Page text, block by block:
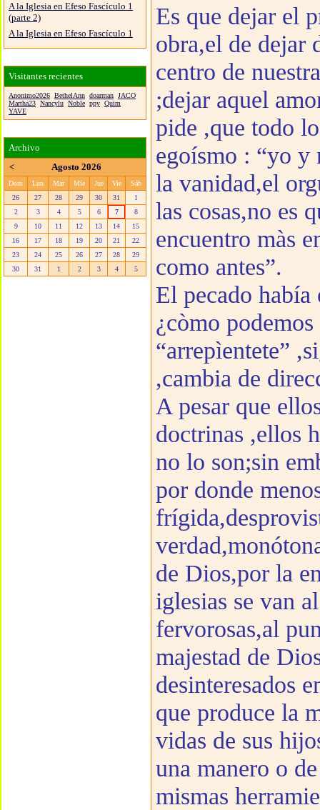
Es que dejar el
obra,el de dejar
centro de
;dejar aquel
pide ,que todo
egoísmo : “yo y
la vanidad,el
las cosas,no es
encuentro màs
como antes”.
El pecado
¿còmo
“arrepìentete”
,cambia de
A pesar que
doctrinas ,ellos
no lo son;sin
por donde
de Dios,por la
iglesias se van
fervorosas,al
majestad de
desinteresados
que produce la
vidas de sus
una manero o
mismas
A la Iglesia en Efeso Fascículo 1
(parte 2)
A la Iglesia en Efeso Fascículo 1
Visitantes recientes
Anonimo2026 BethelAnn doarman JACO
Martha23 Nancylu Noble ppy Quim
YAVE
Archivo
<
Agosto 2026
Dom Lun Mar Mie Jue Vie
Sáb
26
27 28 29 30 31
1
2
3 4 5 6 7
8
9
10 11 12 13 14
15
16
17 18 19 20 21
22
23
24 25 26 27 28
29
30
31 1 2 3 4 5